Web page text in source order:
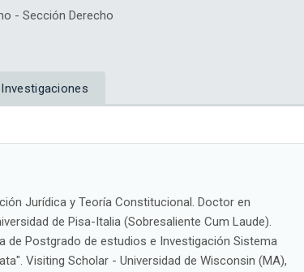
- Sección Derecho
Investigaciones
Jurídica y Teoría Constitucional. Doctor en
de Pisa-Italia (Sobresaliente Cum Laude).
de Postgrado de estudios e Investigación Sistema
Visiting Scholar - Universidad de Wisconsin (MA),